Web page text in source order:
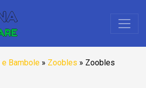
Bambole » Zoobles » Zoobles